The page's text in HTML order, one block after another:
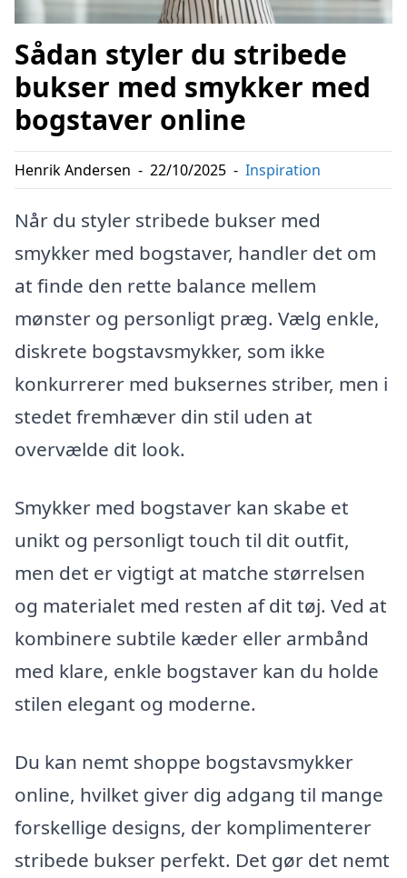
Sådan styler du stribede
bukser med smykker med
bogstaver online
Henrik Andersen - 22/10/2025 - Inspiration
Når du styler stribede bukser med
smykker med bogstaver, handler det om
at finde den rette balance mellem
mønster og personligt præg. Vælg enkle,
diskrete bogstavsmykker, som ikke
konkurrerer med buksernes striber, men i
stedet fremhæver din stil uden at
overvælde dit look.
Smykker med bogstaver kan skabe et
unikt og personligt touch til dit outfit,
men det er vigtigt at matche størrelsen
og materialet med resten af dit tøj. Ved at
kombinere subtile kæder eller armbånd
med klare, enkle bogstaver kan du holde
stilen elegant og moderne.
Du kan nemt shoppe bogstavsmykker
online, hvilket giver dig adgang til mange
forskellige designs, der komplimenterer
stribede bukser perfekt. Det gør det nemt